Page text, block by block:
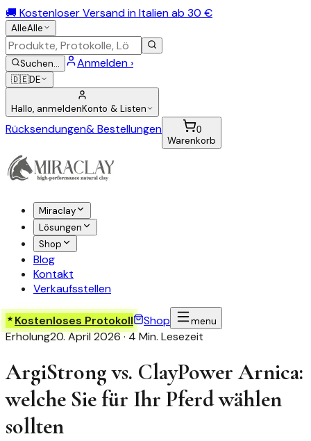
🚚 Kostenloser Versand in Italien ab 30 €
AlleAlle
Suchen… Anmelden ›
🇩🇪DE
Hallo, anmeldenKonto & Listen
Rücksendungen& Bestellungen 0
Warenkorb
Miraclay
Lösungen
Shop
Blog
Kontakt
Verkaufsstellen
Kostenloses Protokoll Shop menu
Erholung20. April 2026·4 Min. Lesezeit
ArgiStrong vs. ClayPower Arnica:
welche Sie für Ihr Pferd wählen
sollten